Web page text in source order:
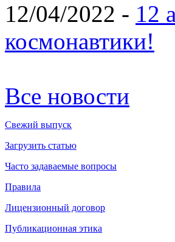
12/04/2022 - 12
космонавтики!
Все новости
Свежий выпуск
Загрузить статью
Часто задаваемые вопросы
Правила
Лицензионный договор
Публикационная этика